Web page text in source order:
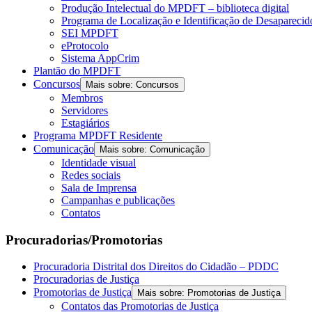
Produção Intelectual do MPDFT – biblioteca digital
Programa de Localização e Identificação de
SEI MPDFT
eProtocolo
Sistema AppCrim
Plantão do MPDFT
Concursos
Mais sobre: Concursos
Membros
Servidores
Estagiários
Programa MPDFT Residente
Comunicação
Mais sobre: Comunicação
Identidade visual
Redes sociais
Sala de Imprensa
Campanhas e publicações
Contatos
Procuradorias/Promotorias
Procuradoria Distrital dos Direitos do Cidadão – PDDC
Procuradorias de Justiça
Promotorias de Justiça
Mais sobre: Promotorias de Justiça
Contatos das Promotorias de Justiça